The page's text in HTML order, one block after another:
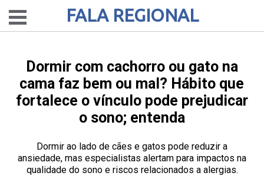
FALA REGIONAL
Dormir com cachorro ou gato na
cama faz bem ou mal? Hábito que
fortalece o vínculo pode prejudicar
o sono; entenda
Dormir ao lado de cães e gatos pode reduzir a
ansiedade, mas especialistas alertam para impactos na
qualidade do sono e riscos relacionados a alergias.